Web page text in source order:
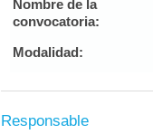
Nombre de la
convocatoria:
Modalidad:
Responsable